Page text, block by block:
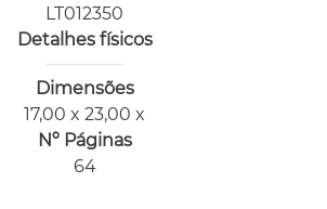
LT012350
Detalhes físicos
Dimensões
17,00 x 23,00 x
Nº Páginas
64